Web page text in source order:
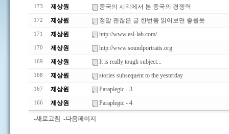
173 제상원 중국의 시각에서 본 중국의 경쟁력
172 제상원 정말 괜찮은 글 한번쯤 읽어보면 좋을듯
171 제상원 http://www.esl-lab.com/
170 제상원 http://www.soundportraits.org
169 제상원 It is really tough subject...
168 제상원 stories subsequent to the yesterday
167 제상원 Paraplegic - 3
166 제상원 Paraplegic - 4
-새로고침 -다음페이지